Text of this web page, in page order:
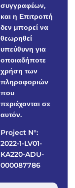
συγγραφέων,
και η Επιτροπή
δεν μπορεί να
θεωρηθεί
υπεύθυνη για
οποιαδήποτε
χρήση των
πληροφοριών
που
περιέχονται σε
αυτόν.
Project N°:
2022-1-LV01-
KA220-ADU-
000087786